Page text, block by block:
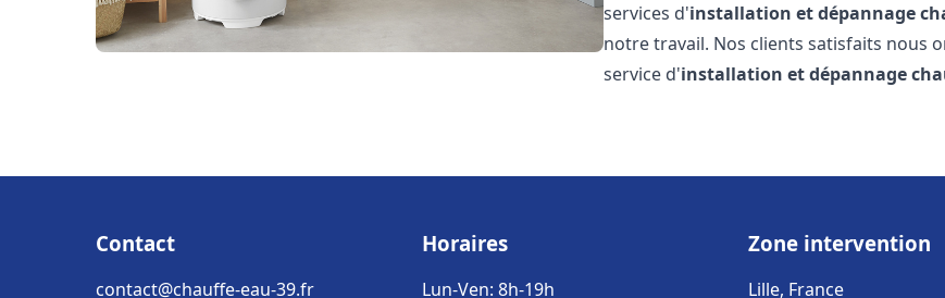
services d'installation et dépannage
notre travail. Nos clients satisfaits nous
service d'installation et dépannage
Contact
contact@chauffe-eau-39.fr
Horaires
Lun-Ven: 8h-19h
Zone intervention
Lille, France